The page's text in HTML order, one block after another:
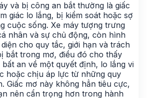
và bị công an bắt thường là giấc
giác lo lắng, bị kiểm soát hoặc sợ
cuộc sống. Xe máy tượng trưng
nhân và sự chủ động, còn hình
cho quy tắc, giới hạn và trách
bắt trong mơ, điều đó cho thấy
an về một quyết định, lo lắng vi
hoặc chịu áp lực từ những quy
Giấc mơ này không hẳn tiêu cực,
nên cẩn trọng hơn trong hành